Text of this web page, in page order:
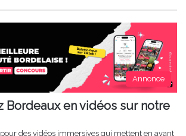
Annonce
Bordeaux en vidéos sur notre
des vidéos immersives qui mettent en avant